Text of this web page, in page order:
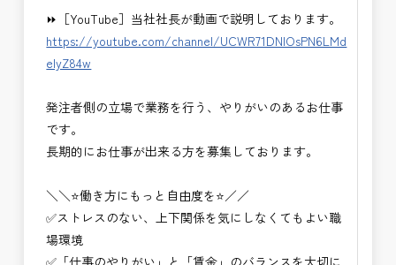
・積算技術業務
・設計コンサルティング業務（数量算出、図面の
修正など）
・河川巡視支援業務
・道路許認可審査・適正化指導業務
・調査設計資料作成業務
・施工体制調査員
※応募書類等の送付方法につきましては、基本的に
Ｅメールで送付
頂きたいと思います。
⏩［YouTube］当社社長が動画で説明しております。
https://youtube.com/channel/UCWR71DNlOsPN6LMd
eIyZ84w
発注者側の立場で業務を行う、やりがいのあるお仕事
です。
長期的にお仕事が出来る方を募集しております。
＼＼⭐働き方にもっと自由度を⭐／／
✅ストレスのない、上下関係を気にしなくてもよい職
場環境